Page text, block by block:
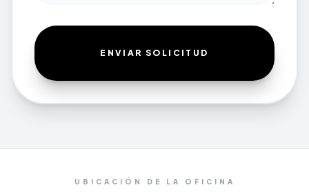
ENVIAR SOLICITUD
UBICACIÓN DE LA OFICINA